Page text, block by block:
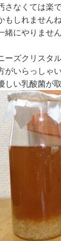
さなくては楽
もしれません
緒にやりませ
ーズクリスタ
がいらっしゃ
しい乳酸菌が